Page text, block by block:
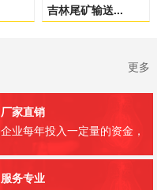
吉林尾矿输送...
更多
厂家直销
企业每年投入一定量的资金，
服务专业